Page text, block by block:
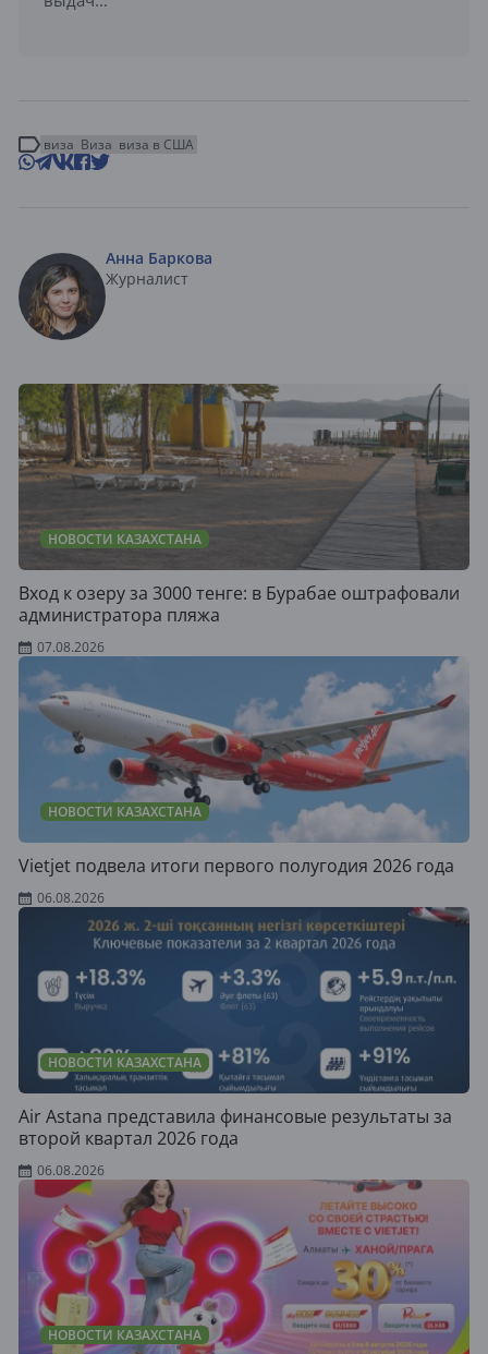
виза Виза виза в США
Анна Баркова
Журналист
НОВОСТИ КАЗАХСТАНА
Вход к озеру за 3000 тенге: в Бурабае оштрафовали
администратора пляжа
07.08.2026
НОВОСТИ КАЗАХСТАНА
Vietjet подвела итоги первого полугодия 2026 года
06.08.2026
НОВОСТИ КАЗАХСТАНА
Air Astana представила финансовые результаты за
второй квартал 2026 года
06.08.2026
НОВОСТИ КАЗАХСТАНА